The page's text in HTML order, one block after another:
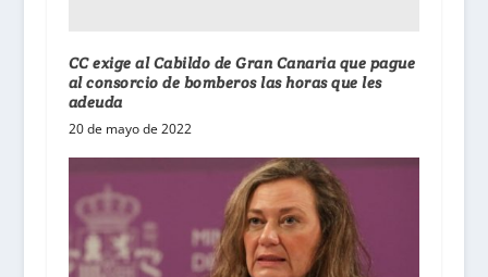
CC exige al Cabildo de Gran Canaria que pague
al consorcio de bomberos las horas que les
adeuda
20 de mayo de 2022